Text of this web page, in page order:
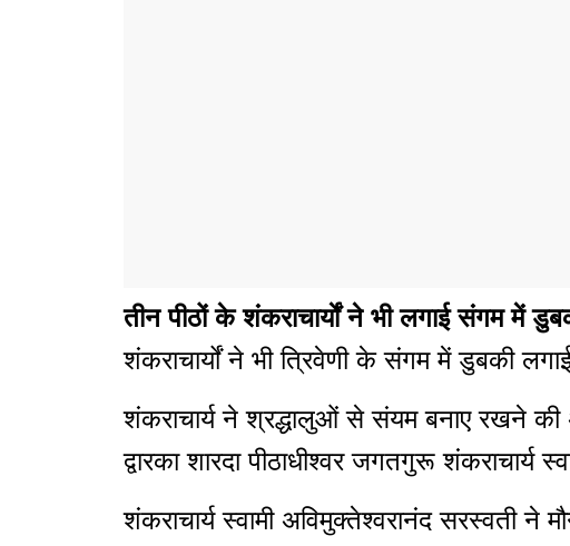
तीन पीठों के शंकराचार्याें ने भी लगाई संगम में
शंकराचार्यों ने भी त्रिवेणी के संगम में डुबकी
शंकराचार्य ने श्रद्धालुओं से संयम बनाए रखने की
द्वारका शारदा पीठाधीश्वर जगतगुरू शंकराचार्य
शंकराचार्य स्वामी अविमुक्तेश्वरानंद सरस्वती ने